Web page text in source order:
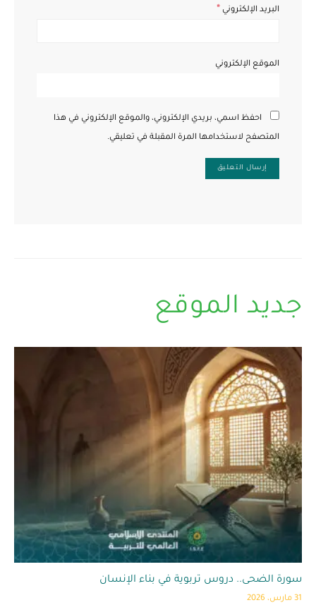
البريد الإلكتروني *
الموقع الإلكتروني
احفظ اسمي، بريدي الإلكتروني، والموقع الإلكتروني في هذا
المتصفح لاستخدامها المرة المقبلة في تعليقي.
جديد الموقع
سورة الضحى.. دروس تربوية في بناء الإنسان
31 مارس، 2026